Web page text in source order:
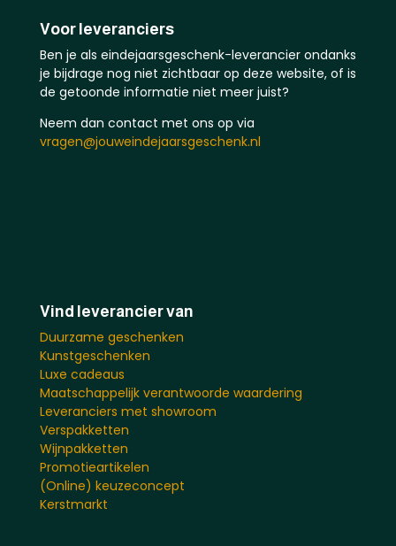
Voor leveranciers
Ben je als eindejaarsgeschenk-leverancier ondanks
je bijdrage nog niet zichtbaar op deze website, of is
de getoonde informatie niet meer juist?
Neem dan contact met ons op via
vragen@jouweindejaarsgeschenk.nl
Vind leverancier van
Duurzame geschenken
Kunstgeschenken
Luxe cadeaus
Maatschappelijk verantwoorde waardering
Leveranciers met showroom
Verspakketten
Wijnpakketten
Promotieartikelen
(Online) keuzeconcept
Kerstmarkt